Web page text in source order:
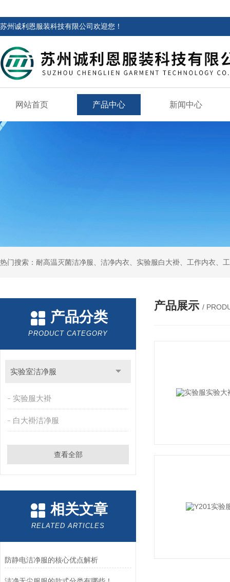
苏州诚利恩服装科技有限公司欢迎您！
网站首页 产品中心 新闻中心
产品分类
PRODUCT CATEGORY
实验室洁净服
实验服大褂
白大褂洁净服
查看全部
相关文章
RELATED ARTICLES
防静电洁净服的核心优点解析
产品展示 /